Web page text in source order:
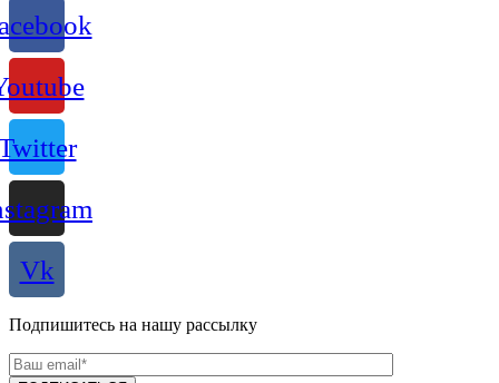
Vk
Подпишитесь на нашу рассылку